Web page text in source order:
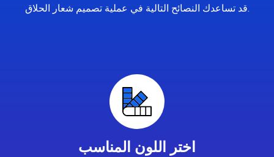
قد تساعدك النصائح التالية في عملية تصميم شعار الحلاق.
اختر اللون المناسب